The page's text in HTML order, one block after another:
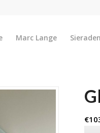
Marc Lange Sieraden
€